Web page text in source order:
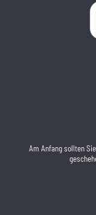
Am Anfang sollten